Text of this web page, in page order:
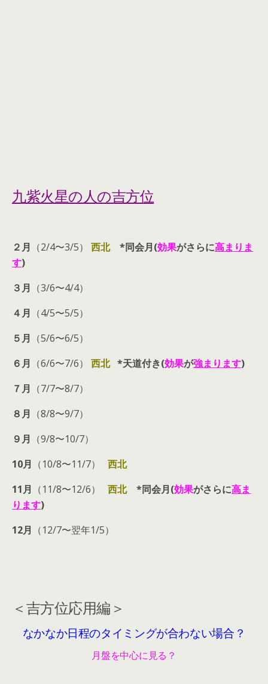
九紫火星の人の吉方位
２月 （2/4〜3/5） 西北 *同会月(効果がさらに高まりま
す)
３月 （3/6〜4/4）
４月 （4/5〜5/5）
５月 （5/6〜6/5）
６月 （6/6〜7/6） 西北*天道付き(効果が強まります)
７月 （7/7〜8/7）
８月 （8/8〜9/7）
９月 （9/8〜10/7）
10月 （10/8〜11/7） 西北
11月 （11/8〜12/6） 西北*同会月(効果がさらに高ま
ります)
12月 （12/7〜翌年1/5）
＜吉方位応用編＞
なかなか日程のタイミングが合わない場合？
月盤を中心に見る？